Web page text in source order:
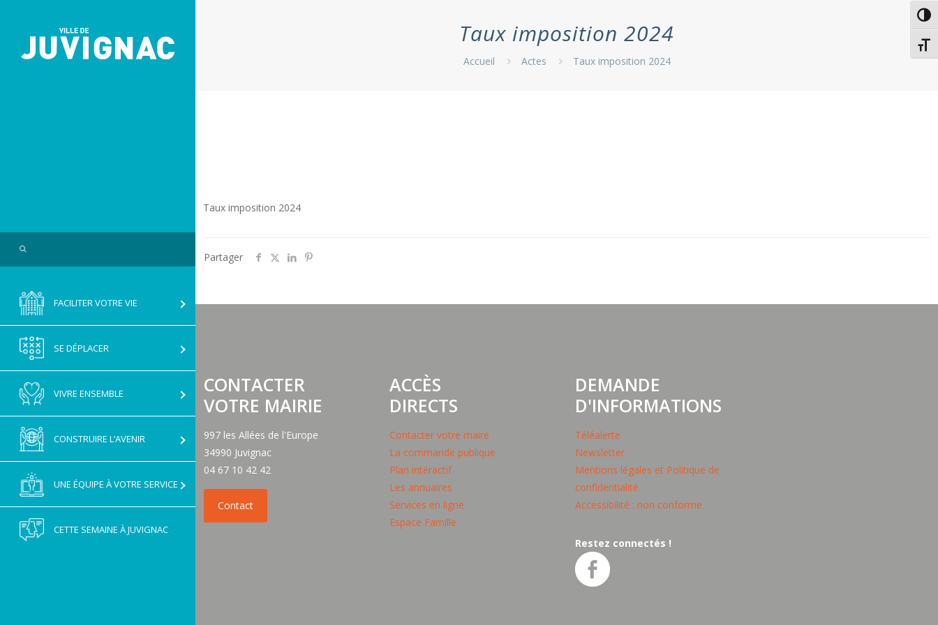
Search
FACILITER VOTRE VIE
SE DÉPLACER
VIVRE ENSEMBLE
CONSTRUIRE L’AVENIR
UNE ÉQUIPE À VOTRE SERVICE
CETTE SEMAINE À JUVIGNAC
Taux imposition 2024
Accueil Actes Taux imposition 2024
Taux imposition 2024
Partager
CONTACTER
VOTRE MAIRIE
997 les Allées de l'Europe
34990 Juvignac
04 67 10 42 42
ACCÈS
DIRECTS
Contacter votre maire
La commande publique
Plan intéractif
Les annuaires
Services en ligne
Espace Famille
DEMANDE
D'INFORMATIONS
Téléalerte
Newsletter
Mentions légales et Politique de
confidentialité
Accessibilité : non conforme
Restez connectés !